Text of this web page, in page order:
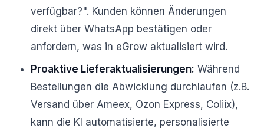
verfügbar?". Kunden können Änderungen
direkt über WhatsApp bestätigen oder
anfordern, was in eGrow aktualisiert wird.
Proaktive Lieferaktualisierungen: Während
Bestellungen die Abwicklung durchlaufen (z.B.
Versand über Ameex, Ozon Express, Coliix),
kann die KI automatisierte, personalisierte